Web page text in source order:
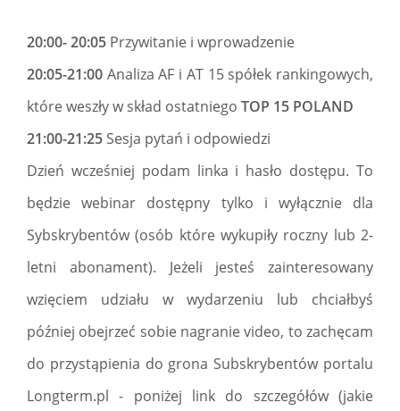
20:00- 20:05 Przywitanie i wprowadzenie
20:05-21:00 Analiza AF i AT 15 spółek rankingowych,
które weszły w skład ostatniego TOP 15 POLAND
21:00-21:25 Sesja pytań i odpowiedzi
Dzień wcześniej podam linka i hasło dostępu. To
będzie webinar dostępny tylko i wyłącznie dla
Sybskrybentów (osób które wykupiły roczny lub 2-
letni abonament). Jeżeli jesteś zainteresowany
wzięciem udziału w wydarzeniu lub chciałbyś
później obejrzeć sobie nagranie video, to zachęcam
do przystąpienia do grona Subskrybentów portalu
Longterm.pl - poniżej link do szczegółów (jakie